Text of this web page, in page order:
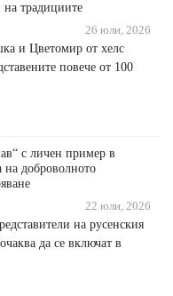
на традициите
26 юли, 2026
и Цветомир от хелс
повече от 100
с личен пример в
на доброволното
22 юли, 2026
на русенския
да се включат в